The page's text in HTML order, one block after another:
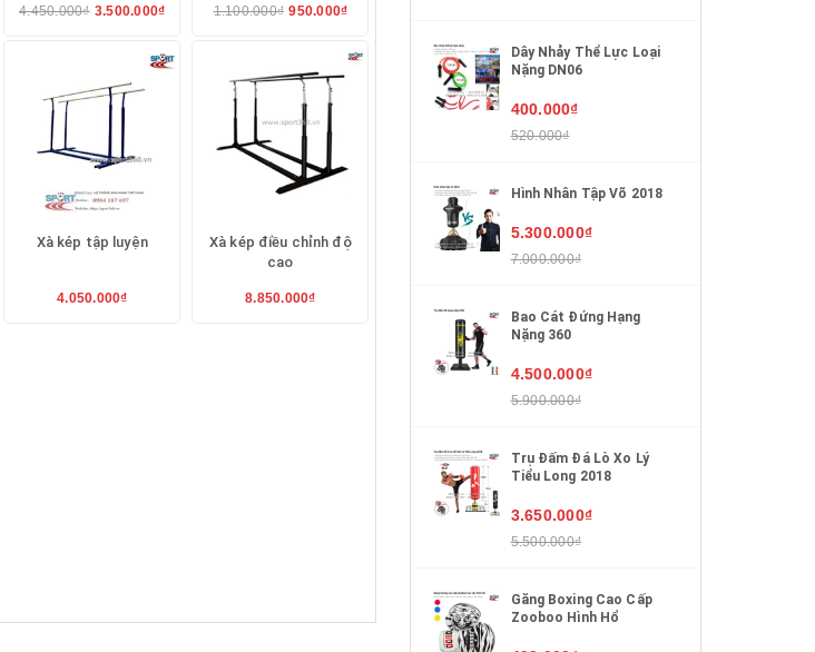
4.450.000₫ 3.500.000₫ 1.100.000₫ 950.000₫
Xà kép tập luyện
4.050.000₫
Xà kép điều chỉnh độ
cao
8.850.000₫
Dây Nhảy Thể Lực Loại
Nặng DN06
400.000₫
520.000₫
Hình Nhân Tập Võ 2018
5.300.000₫
7.000.000₫
Bao Cát Đứng Hạng
Nặng 360
4.500.000₫
5.900.000₫
Trụ Đấm Đá Lò Xo Lý
Tiểu Long 2018
3.650.000₫
5.500.000₫
Găng Boxing Cao Cấp
Zooboo Hình Hổ